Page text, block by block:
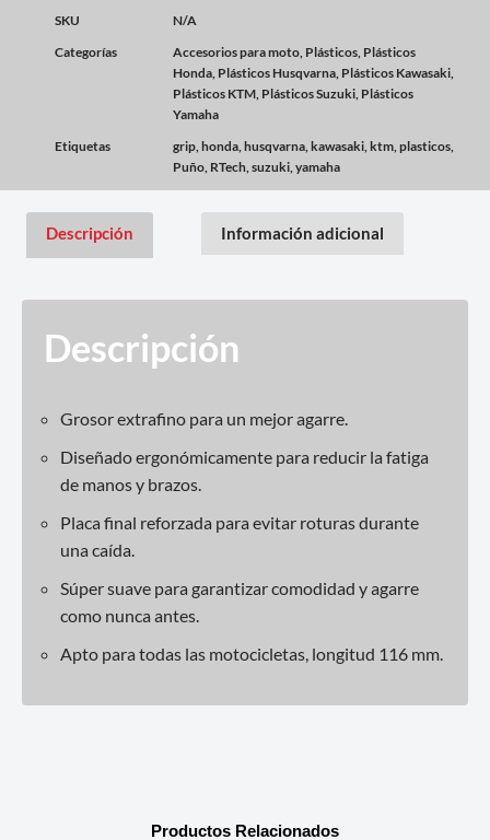
SKU
N/A
Categorías
Accesorios para moto Plásticos Plásticos
Honda Plásticos Husqvarna Plásticos Kawasaki
Plásticos KTM Plásticos Suzuki Plásticos
Yamaha
Etiquetas
grip honda husqvarna kawasaki ktm plasticos
Puño RTech suzuki yamaha
Descripción Información adicional
Descripción
Grosor extrafino para un mejor agarre.
Diseñado ergonómicamente para reducir la fatiga
de manos y brazos.
Placa final reforzada para evitar roturas durante
una caída.
Súper suave para garantizar comodidad y agarre
como nunca antes.
Apto para todas las motocicletas, longitud 116 mm.
Productos Relacionados